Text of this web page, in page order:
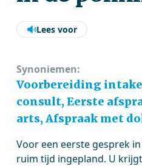
Lees voor
Synoniemen:
Voorbereiding
consult, Eerste
arts, Afspraak met
Voor een eerste gesprek
ruim tijd ingepland. U